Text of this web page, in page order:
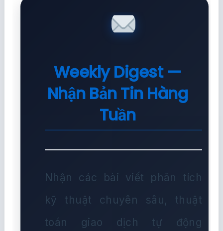
Weekly Digest —
Nhận Bản Tin Hàng
Tuần
Nhận các bài viết phân tích
kỹ thuật chuyên sâu, thuật
toán giao dịch tự động